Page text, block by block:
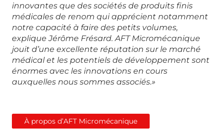
innovantes que des sociétés de produits finis
médicales de renom qui apprécient notamment
notre capacité à faire des petits volumes,
explique Jérôme Frésard. AFT Micromécanique
jouit d’une excellente réputation sur le marché
médical et les potentiels de développement sont
énormes avec les innovations en cours
auxquelles nous sommes associés.»
À propos d’AFT Micromécanique